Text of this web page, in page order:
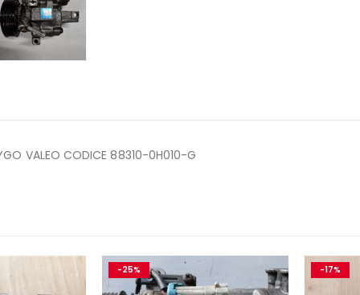
VALEO CODICE 88310-0H010-G
-25% -17%